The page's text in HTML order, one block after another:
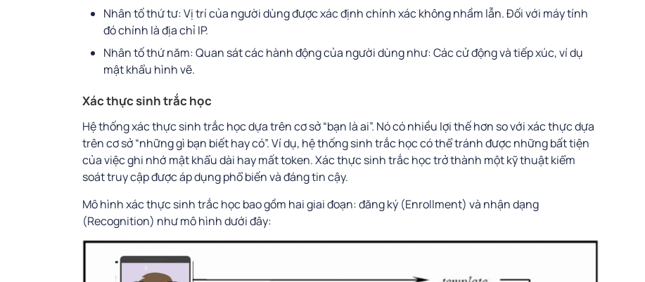
Nhân tố thứ tư: Vị trí của người dùng được xác định chính xác không nhầm lẫn. Đối với máy tính
đó chính là địa chỉ IP.
Nhân tố thứ năm: Quan sát các hành động của người dùng như: Các cử động và tiếp xúc, ví dụ
mật khẩu hình vẽ.
Xác thực sinh trắc học
Hệ thống xác thực sinh trắc học dựa trên cơ sở “bạn là ai”. Nó có nhiều lợi thế hơn so với xác thực dựa
trên cơ sở “những gì bạn biết hay có”. Ví dụ, hệ thống sinh trắc học có thể tránh được những bất tiện
của việc ghi nhớ mật khẩu dài hay mất token. Xác thực sinh trắc học trở thành một kỹ thuật kiểm
soát truy cập được áp dụng phổ biến và đáng tin cậy.
Mô hình xác thực sinh trắc học bao gồm hai giai đoạn: đăng ký (Enrollment) và nhận dạng
(Recognition) như mô hình dưới đây: